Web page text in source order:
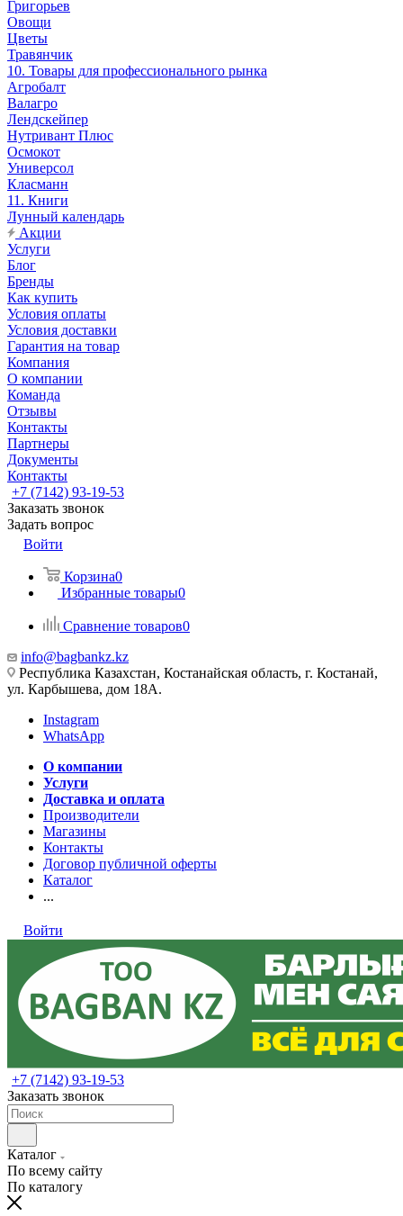
Григорьев
Овощи
Цветы
Травянчик
10. Товары для профессионального рынка
Агробалт
Валагро
Лендскейпер
Нутривант Плюс
Осмокот
Универсол
Класманн
11. Книги
Лунный календарь
Акции
Услуги
Блог
Бренды
Как купить
Условия оплаты
Условия доставки
Гарантия на товар
Компания
О компании
Команда
Отзывы
Контакты
Партнеры
Документы
Контакты
+7 (7142) 93-19-53
Заказать звонок
Задать вопрос
Войти
Корзина0
Избранные товары0
Сравнение товаров0
info@bagbankz.kz
Республика Казахстан, Костанайская область, г. Костанай,
ул. Карбышева, дом 18А.
Instagram
WhatsApp
О компании
Услуги
Доставка и оплата
Производители
Магазины
Контакты
Договор публичной оферты
Каталог
...
Войти
+7 (7142) 93-19-53
Заказать звонок
Каталог
По всему сайту
По каталогу